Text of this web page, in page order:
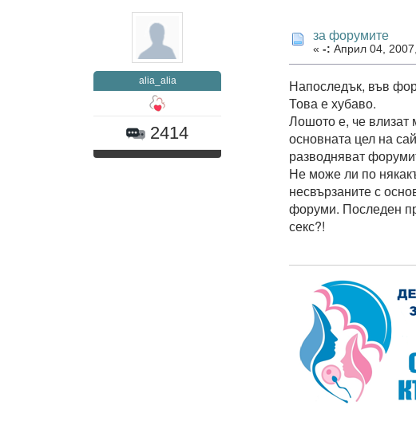
alia_alia
2414
за форумите
« -: Април 04,
Напоследък, във
Това е хубаво.
Лошото е, че влизат
основната цел на
разводняват
Не може ли по
несвързаните с
форуми. Последен
секс?!